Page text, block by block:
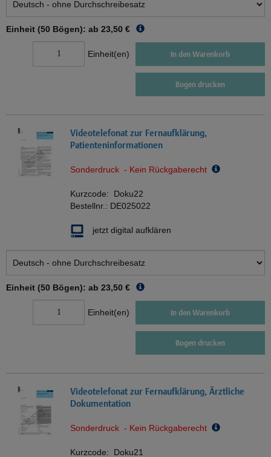
Einheit (50 Bögen): ab 23,50 €
Einheit(en) In den Warenkorb
Bogen drucken
Videotelefonat zur Fernaufklärung,
Patienteninformationen
Sonderdruck - Kein Rückgaberecht
Kurzcode: Doku22
Bestellnr.: DE025022
jetzt digital aufklären
Einheit (50 Bögen): ab 23,50 €
Einheit(en) In den Warenkorb
Bogen drucken
Videotelefonat zur Fernaufklärung, Ärztliche
Dokumentation
Sonderdruck - Kein Rückgaberecht
Kurzcode: Doku21